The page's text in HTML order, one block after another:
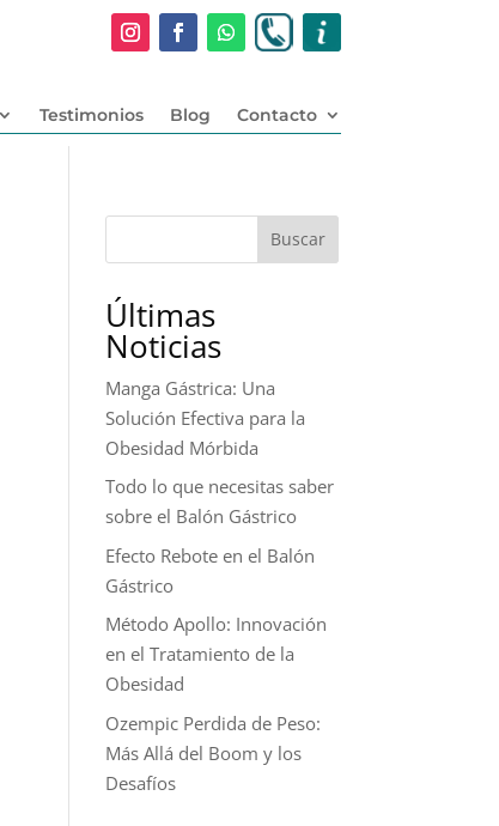
Testimonios Blog Contacto
Buscar
Últimas
Noticias
Manga Gástrica: Una
Solución Efectiva para la
Obesidad Mórbida
Todo lo que necesitas saber
sobre el Balón Gástrico
Efecto Rebote en el Balón
Gástrico
Método Apollo: Innovación
en el Tratamiento de la
Obesidad
Ozempic Perdida de Peso:
Más Allá del Boom y los
Desafíos